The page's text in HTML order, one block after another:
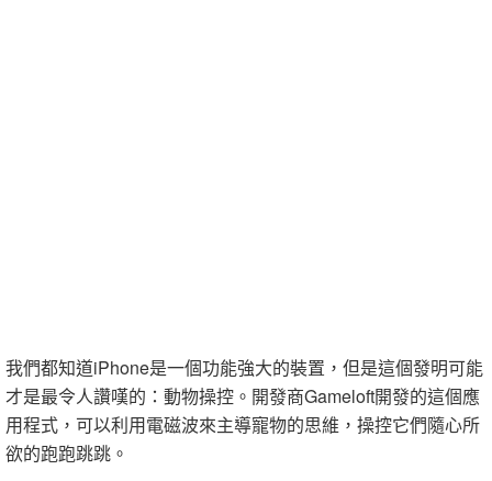
我們都知道iPhone是一個功能強大的裝置，但是這個發明可能
才是最令人讚嘆的：動物操控。開發商Gameloft開發的這個應
用程式，可以利用電磁波來主導寵物的思維，操控它們隨心所
欲的跑跑跳跳。